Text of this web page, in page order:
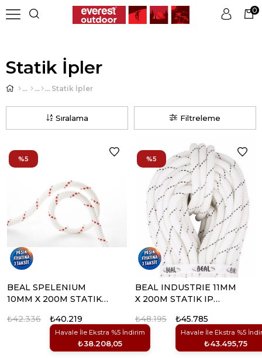
0
Statik İpler
Statik İpler
Filtreleme
Sıralama
BEAL SPELENIUM
10MM X 200M STATIK
₺40.219
Havale İle Ekstra %5 İndirim
₺38.208,05
₺42.336
%5
BEAL INDUSTRIE 11MM
X 200M STATIK IP
₺45.785
Havale İle Ekstra %5
₺43.495,75
₺48.195
%5